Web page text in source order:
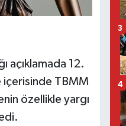
açıklamada 12.
içerisinde TBMM
özellikle yargı
3
4